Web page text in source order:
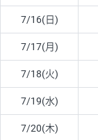
7/16(日)
7/17(月)
7/18(火)
7/19(水)
7/20(木)